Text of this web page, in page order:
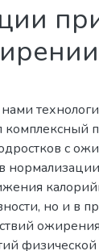
комплексный
с
но и в